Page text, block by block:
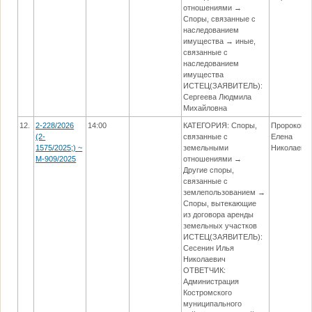
отношениями →
Споры, связанные с
наследованием
имущества → иные,
связанные с
наследованием
имущества
ИСТЕЦ(ЗАЯВИТЕЛЬ):
Сергеева Людмила
Михайловна
12.
2-228/2026
(2-
1575/2025;) ~
М-909/2025
14:00
КАТЕГОРИЯ: Споры,
связанные с
земельными
отношениями →
Другие споры,
связанные с
землепользованием →
Споры, вытекающие
из договора аренды
земельных участков
ИСТЕЦ(ЗАЯВИТЕЛЬ):
Сесенин Илья
Николаевич
ОТВЕТЧИК:
Администрация
Костромского
муниципального
Пророкова
Елена